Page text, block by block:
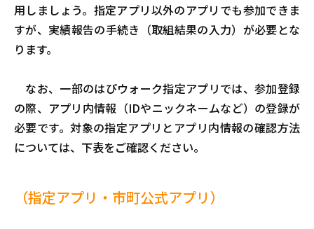
用しましょう。指定アプリ以外のアプリでも参加できま
すが、実績報告の手続き（取組結果の入力）が必要とな
ります。
なお、一部のはぴウォーク指定アプリでは、参加登録
の際、アプリ内情報（IDやニックネームなど）の登録が
必要です。対象の指定アプリとアプリ内情報の確認方法
については、下表をご確認ください。
（指定アプリ・市町公式アプリ）